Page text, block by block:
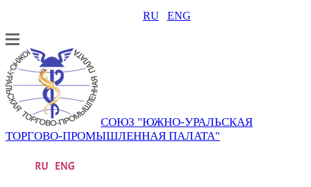
RU ENG
СОЮЗ "ЮЖНО-УРАЛЬСКАЯ
ТОРГОВО-ПРОМЫШЛЕННАЯ ПАЛАТА"